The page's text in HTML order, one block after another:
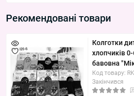
Рекомендовані товари
Колготки
хлопчиків
бавовна
Код товару:
Закінчився